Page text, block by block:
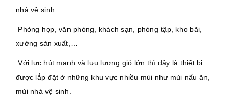
nhà vệ sinh.
Phòng họp, văn phòng, khách sạn, phòng tập, kho bãi,
xưởng sản xuất,…
Với lực hút mạnh và lưu lượng gió lớn thì đây là thiết bị
được lắp đặt ở những khu vực nhiều mùi như mùi nấu ăn,
mùi nhà vệ sinh.